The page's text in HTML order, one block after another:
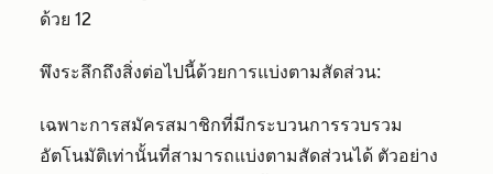
ด้วย 12
พึงระลึกถึงสิ่งต่อไปนี้ด้วยการแบ่งตามสัดส่วน:
เฉพาะการสมัครสมาชิกที่มีกระบวนการรวบรวม
อัตโนมัติเท่านั้นที่สามารถแบ่งตามสัดส่วนได้ ตัวอย่าง